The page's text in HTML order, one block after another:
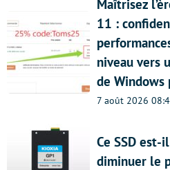
Maîtrisez
11 :
niveau vers
de
7 août 2026
Ce SSD est-
diminuer le